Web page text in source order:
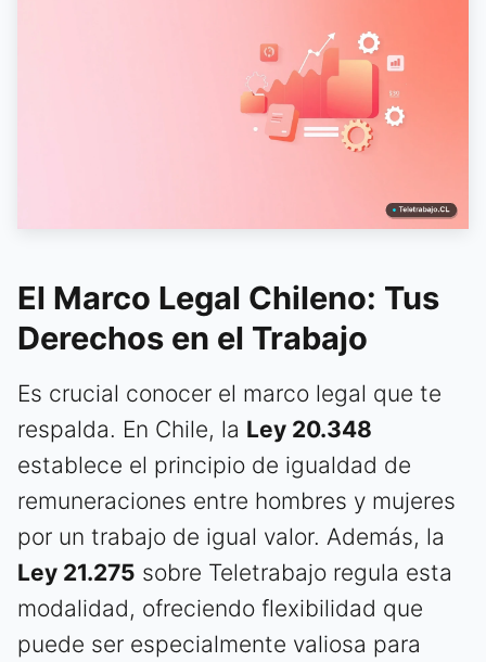
El Marco Legal Chileno: Tus
Derechos en el Trabajo
Es crucial conocer el marco legal que te
respalda. En Chile, la Ley 20.348
establece el principio de igualdad de
remuneraciones entre hombres y mujeres
por un trabajo de igual valor. Además, la
Ley 21.275 sobre Teletrabajo regula esta
modalidad, ofreciendo flexibilidad que
puede ser especialmente valiosa para